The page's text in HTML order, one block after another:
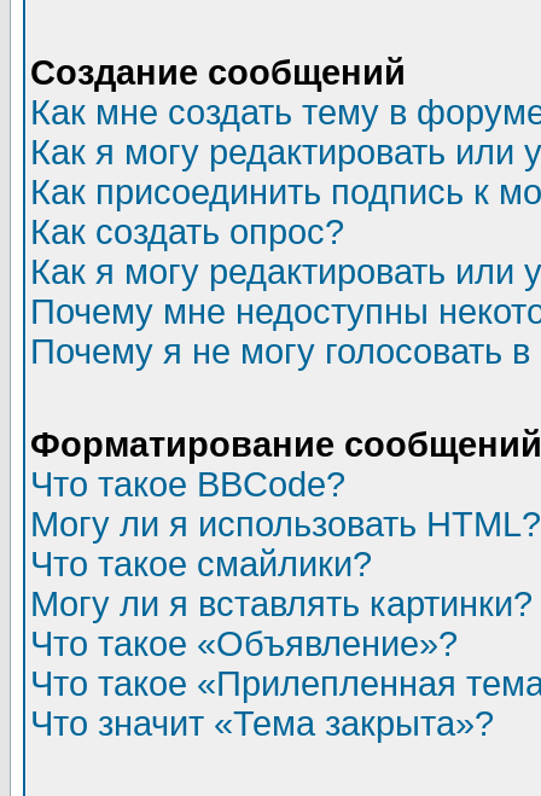
Создание сообщений
Как мне создать тему в
Как я могу редактировать или
Как присоединить подпись к
Как создать опрос?
Как я могу редактировать или
Почему мне недоступны
Почему я не могу голосовать
Форматирование
Что такое BBCode?
Могу ли я использовать HTML?
Что такое смайлики?
Могу ли я вставлять картинки?
Что такое «Объявление»?
Что такое «Прилепленная
Что значит «Тема закрыта»?